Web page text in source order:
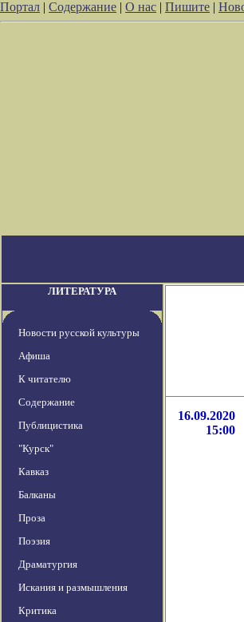
Портал | Содержание | О нас | Пишите |
ЛИТЕРАТУРА
Новости русской культуры
Афиша
К читателю
Содержание
Публицистика
"Курск"
Кавказ
Балканы
Проза
Поэзия
Драматургия
Искания и размышления
Критика
16.09.2020
15:00